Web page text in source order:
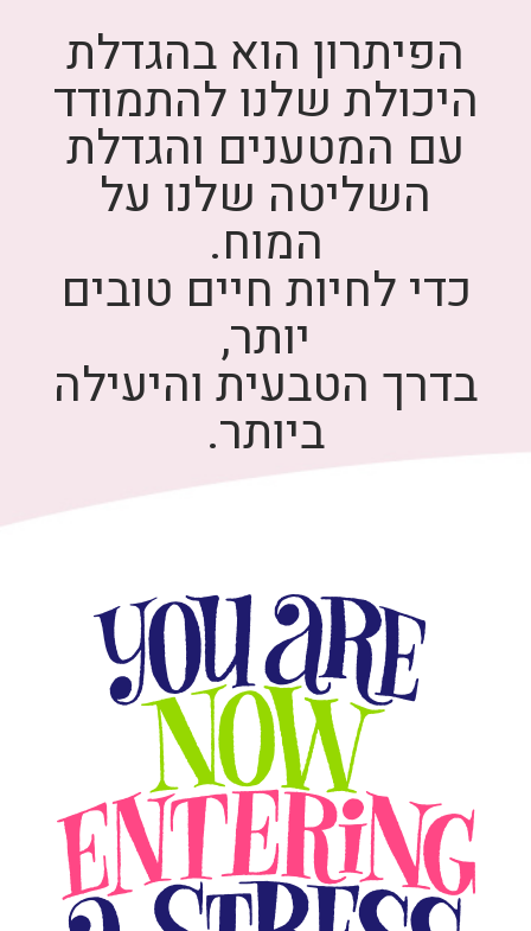
הפיתרון הוא בהגדלת
היכולת שלנו להתמודד
עם המטענים והגדלת
השליטה שלנו על
המוח.
כדי לחיות חיים טובים
יותר,
בדרך הטבעית והיעילה
ביותר.